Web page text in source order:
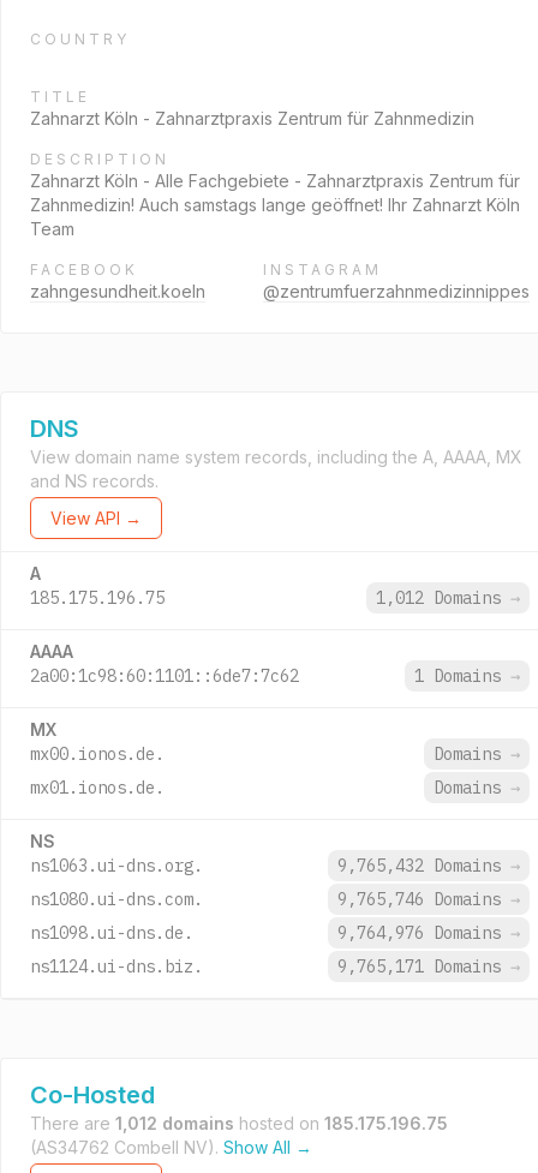
COUNTRY
TITLE
Zahnarzt Köln - Zahnarztpraxis Zentrum für Zahnmedizin
DESCRIPTION
Zahnarzt Köln - Alle Fachgebiete - Zahnarztpraxis Zentrum für
Zahnmedizin! Auch samstags lange geöffnet! Ihr Zahnarzt Köln
Team
FACEBOOK
zahngesundheit.koeln
INSTAGRAM
@zentrumfuerzahnmedizinnippes
DNS
View domain name system records, including the A, AAAA, MX
and NS records.
View API →
A
185.175.196.75 1,012 Domains →
AAAA
2a00:1c98:60:1101::6de7:7c62 1 Domains →
MX
mx00.ionos.de. Domains →
mx01.ionos.de.
Domains →
NS
ns1063.ui-dns.org. 9,765,432 Domains →
ns1080.ui-dns.com.
9,765,746 Domains →
ns1098.ui-dns.de.
9,764,976 Domains →
ns1124.ui-dns.biz.
9,765,171 Domains →
Co-Hosted
There are 1,012 domains hosted on 185.175.196.75
(AS34762 Combell NV). Show All →